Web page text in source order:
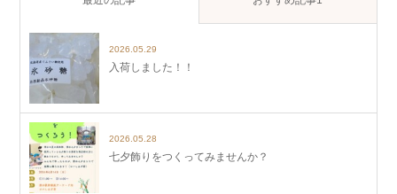
2026.05.29
入荷しました！！
2026.05.28
七夕飾りをつくってみませんか？